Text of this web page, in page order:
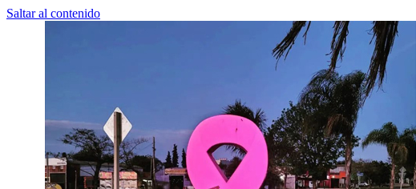
Saltar al contenido